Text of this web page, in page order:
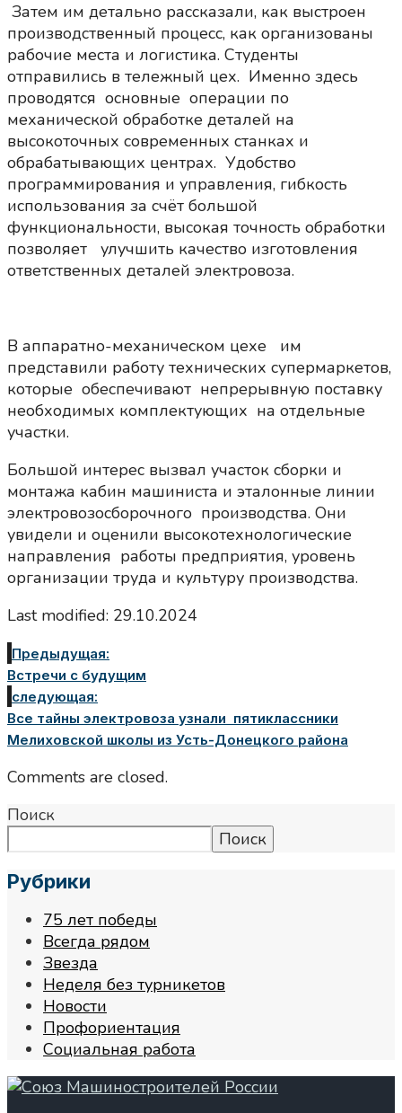
Затем им детально рассказали, как выстроен
производственный процесс, как организованы
рабочие места и логистика. Студенты
отправились в тележный цех. Именно здесь
проводятся основные операции по
механической обработке деталей на
высокоточных современных станках и
обрабатывающих центрах. Удобство
программирования и управления, гибкость
использования за счёт большой
функциональности, высокая точность обработки
позволяет улучшить качество изготовления
ответственных деталей электровоза.
В аппаратно-механическом цехе им
представили работу технических супермаркетов,
которые обеспечивают непрерывную поставку
необходимых комплектующих на отдельные
участки.
Большой интерес вызвал участок сборки и
монтажа кабин машиниста и эталонные линии
электровозосборочного производства. Они
увидели и оценили высокотехнологические
направления работы предприятия, уровень
организации труда и культуру производства.
Last modified: 29.10.2024
Предыдущая:
Встречи с будущим
следующая:
Все тайны электровоза узнали пятиклассники
Мелиховской школы из Усть-Донецкого района
Comments are closed.
Поиск
Поиск
Рубрики
75 лет победы
Всегда рядом
Звезда
Неделя без турникетов
Новости
Профориентация
Социальная работа